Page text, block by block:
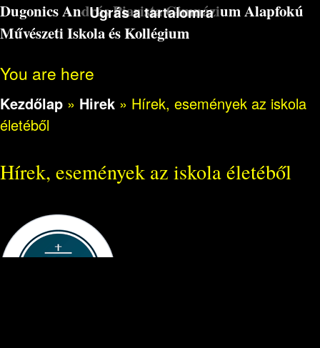
Ugrás a tartalomra
Dugonics András Piarista Gimnázium Alapfokú
Művészeti Iskola és Kollégium
You are here
Kezdőlap » Hirek » Hírek, események az iskola
életéből
Hírek, események az iskola életéből